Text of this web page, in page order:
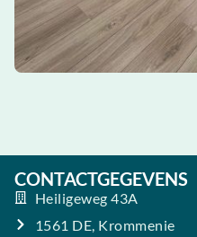
CONTACTGEGEVENS
Heiligeweg 43A
1561 DE, Krommenie